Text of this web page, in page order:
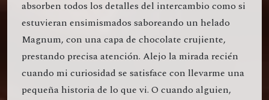
absorben todos los detalles del intercambio como si
estuvieran ensimismados saboreando un helado
Magnum, con una capa de chocolate crujiente,
prestando precisa atención. Alejo la mirada recién
cuando mi curiosidad se satisface con llevarme una
pequeña historia de lo que vi. O cuando alguien,